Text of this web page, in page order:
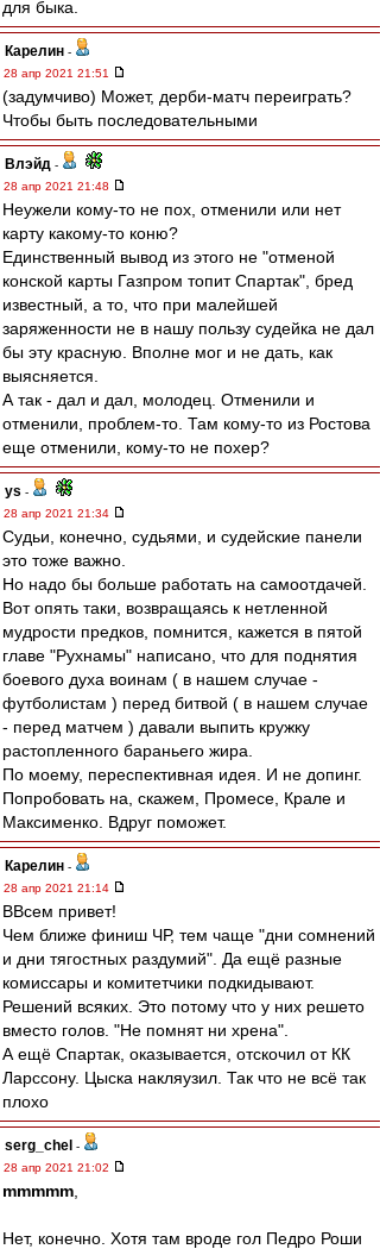
для быка.
Карелин -
28 апр 2021 21:51
(задумчиво) Может, дерби-матч переиграть?
Чтобы быть последовательными
Влэйд -
28 апр 2021 21:48
Неужели кому-то не пох, отменили или нет
карту какому-то коню?
Единственный вывод из этого не "отменой
конской карты Газпром топит Спартак", бред
известный, а то, что при малейшей
заряженности не в нашу пользу судейка не дал
бы эту красную. Вполне мог и не дать, как
выясняется.
А так - дал и дал, молодец. Отменили и
отменили, проблем-то. Там кому-то из Ростова
еще отменили, кому-то не похер?
ys -
28 апр 2021 21:34
Судьи, конечно, судьями, и судейские панели
это тоже важно.
Но надо бы больше работать на самоотдачей.
Вот опять таки, возвращаясь к нетленной
мудрости предков, помнится, кажется в пятой
главе "Рухнамы" написано, что для поднятия
боевого духа воинам ( в нашем случае -
футболистам ) перед битвой ( в нашем случае
- перед матчем ) давали выпить кружку
растопленного бараньего жира.
По моему, переспективная идея. И не допинг.
Попробовать на, скажем, Промесе, Крале и
Максименко. Вдруг поможет.
Карелин -
28 апр 2021 21:14
ВВсем привет!
Чем ближе финиш ЧР, тем чаще "дни сомнений
и дни тягостных раздумий". Да ещё разные
комиссары и комитетчики подкидывают.
Решений всяких. Это потому что у них решето
вместо голов. "Не помнят ни хрена".
А ещё Спартак, оказывается, отскочил от КК
Ларссону. Цыска накляузил. Так что не всё так
плохо
serg_chel -
28 апр 2021 21:02
mmmmm
Нет, конечно. Хотя там вроде гол Педро Роши